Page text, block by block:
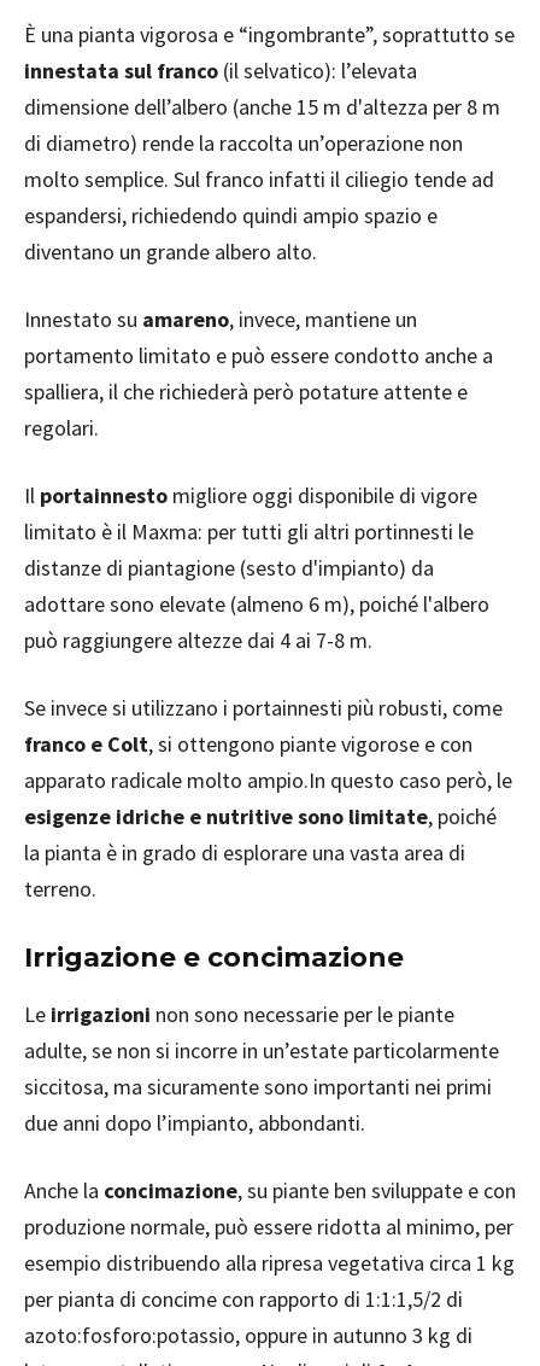
È una pianta vigorosa e “ingombrante”, soprattutto se
innestata sul franco (il selvatico): l’elevata
dimensione dell’albero (anche 15 m d'altezza per 8 m
di diametro) rende la raccolta un’operazione non
molto semplice. Sul franco infatti il ciliegio tende ad
espandersi, richiedendo quindi ampio spazio e
diventano un grande albero alto.
Innestato su amareno, invece, mantiene un
portamento limitato e può essere condotto anche a
spalliera, il che richiederà però potature attente e
regolari.
Il portainnesto migliore oggi disponibile di vigore
limitato è il Maxma: per tutti gli altri portinnesti le
distanze di piantagione (sesto d'impianto) da
adottare sono elevate (almeno 6 m), poiché l'albero
può raggiungere altezze dai 4 ai 7-8 m.
Se invece si utilizzano i portainnesti più robusti, come
franco e Colt, si ottengono piante vigorose e con
apparato radicale molto ampio.In questo caso però, le
esigenze idriche e nutritive sono limitate, poiché
la pianta è in grado di esplorare una vasta area di
terreno.
Irrigazione e concimazione
Le irrigazioni non sono necessarie per le piante
adulte, se non si incorre in un’estate particolarmente
siccitosa, ma sicuramente sono importanti nei primi
due anni dopo l’impianto, abbondanti.
Anche la concimazione, su piante ben sviluppate e con
produzione normale, può essere ridotta al minimo, per
esempio distribuendo alla ripresa vegetativa circa 1 kg
per pianta di concime con rapporto di 1:1:1,5/2 di
azoto:fosforo:potassio, oppure in autunno 3 kg di